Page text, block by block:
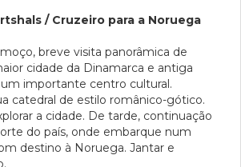
/ Cruzeiro para a Noruega
breve visita panorâmica de
cidade da Dinamarca e antiga
importante centro cultural.
catedral de estilo românico-gótico.
a cidade. De tarde, continuação
do país, onde embarque num
destino à Noruega. Jantar e